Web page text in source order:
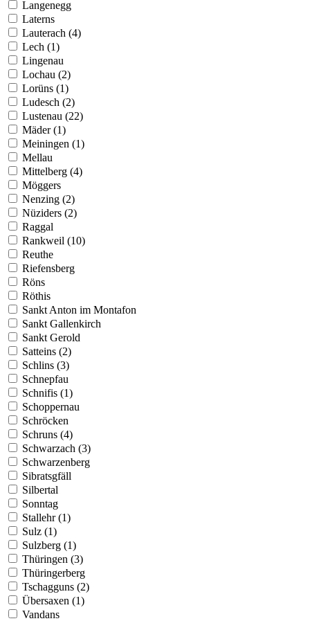
Langenegg
Laterns
Lauterach (4)
Lech (1)
Lingenau
Lochau (2)
Lorüns (1)
Ludesch (2)
Lustenau (22)
Mäder (1)
Meiningen (1)
Mellau
Mittelberg (4)
Möggers
Nenzing (2)
Nüziders (2)
Raggal
Rankweil (10)
Reuthe
Riefensberg
Röns
Röthis
Sankt Anton im Montafon
Sankt Gallenkirch
Sankt Gerold
Satteins (2)
Schlins (3)
Schnepfau
Schnifis (1)
Schoppernau
Schröcken
Schruns (4)
Schwarzach (3)
Schwarzenberg
Sibratsgfäll
Silbertal
Sonntag
Stallehr (1)
Sulz (1)
Sulzberg (1)
Thüringen (3)
Thüringerberg
Tschagguns (2)
Übersaxen (1)
Vandans